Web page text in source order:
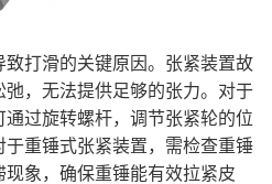
打滑的关键原因。张紧装置故
，无法提供足够的张力。对于
过旋转螺杆，调节张紧轮的位
重锤式张紧装置，需检查重锤
象，确保重锤能有效拉紧皮